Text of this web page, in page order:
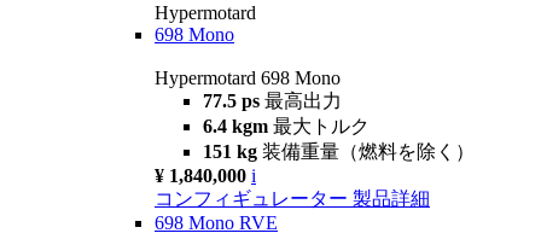
Hypermotard
698 Mono
Hypermotard 698 Mono
77.5 ps 最高出力
6.4 kgm 最大トルク
151 kg 装備重量（燃料を除く）
¥ 1,840,000 i
コンフィギュレーター 製品詳細
698 Mono RVE